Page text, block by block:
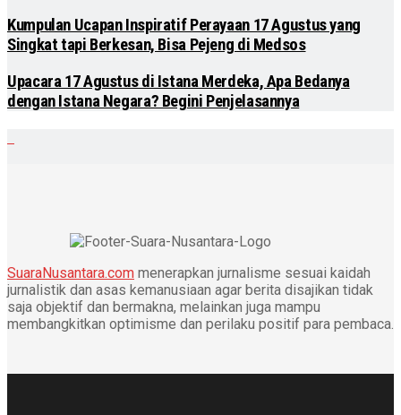
Kumpulan Ucapan Inspiratif Perayaan 17 Agustus yang
Singkat tapi Berkesan, Bisa Pejeng di Medsos
Upacara 17 Agustus di Istana Merdeka, Apa Bedanya
dengan Istana Negara? Begini Penjelasannya
SuaraNusantara.com menerapkan jurnalisme sesuai kaidah
jurnalistik dan asas kemanusiaan agar berita disajikan tidak
saja objektif dan bermakna, melainkan juga mampu
membangkitkan optimisme dan perilaku positif para pembaca.